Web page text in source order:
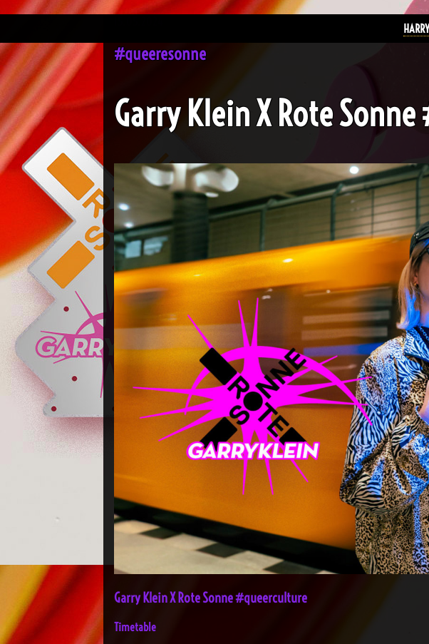
#queeresonne
Garry Klein X Rote
Garry Klein X Rote Sonne #queerculture
Timetable